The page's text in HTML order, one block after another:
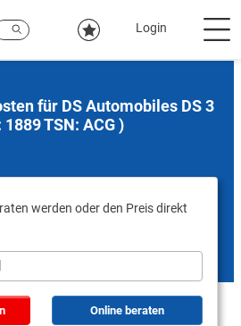
Login
für DS Automobiles DS 3
1889 TSN: ACG )
werden oder den Preis direkt
Online beraten